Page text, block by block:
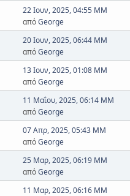
22 Ιουν, 2025, 04:55 ΜΜ
απόGeorge
20 Ιουν, 2025, 06:44 ΜΜ
απόGeorge
13 Ιουν, 2025, 01:08 ΜΜ
απόGeorge
11 Μαΐου, 2025, 06:14 ΜΜ
απόGeorge
07 Απρ, 2025, 05:43 ΜΜ
απόGeorge
25 Μαρ, 2025, 06:19 ΜΜ
απόGeorge
11 Μαρ, 2025, 06:16 ΜΜ